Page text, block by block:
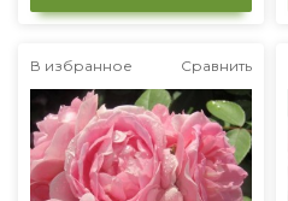
В избранное Сравнить